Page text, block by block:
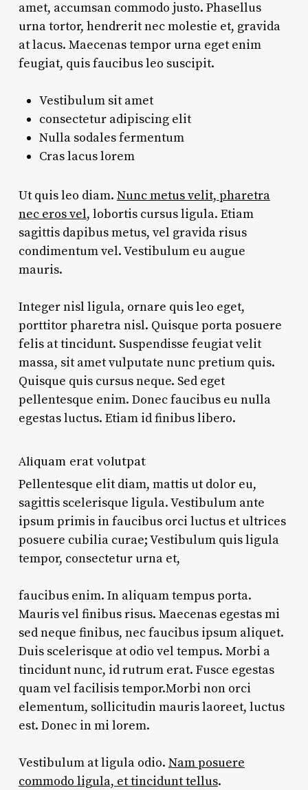
amet, accumsan commodo justo. Phasellus
urna tortor, hendrerit nec molestie et, gravida
at lacus. Maecenas tempor urna eget enim
feugiat, quis faucibus leo suscipit.
Vestibulum sit amet
consectetur adipiscing elit
Nulla sodales fermentum
Cras lacus lorem
Ut quis leo diam. Nunc metus velit, pharetra
nec eros vel, lobortis cursus ligula. Etiam
sagittis dapibus metus, vel gravida risus
condimentum vel. Vestibulum eu augue
mauris.
Integer nisl ligula, ornare quis leo eget,
porttitor pharetra nisl. Quisque porta posuere
felis at tincidunt. Suspendisse feugiat velit
massa, sit amet vulputate nunc pretium quis.
Quisque quis cursus neque. Sed eget
pellentesque enim. Donec faucibus eu nulla
egestas luctus. Etiam id finibus libero.
Aliquam erat volutpat
Pellentesque elit diam, mattis ut dolor eu,
sagittis scelerisque ligula. Vestibulum ante
ipsum primis in faucibus orci luctus et ultrices
posuere cubilia curae; Vestibulum quis ligula
tempor, consectetur urna et,
faucibus enim. In aliquam tempus porta.
Mauris vel finibus risus. Maecenas egestas mi
sed neque finibus, nec faucibus ipsum aliquet.
Duis scelerisque at odio vel tempus. Morbi a
tincidunt nunc, id rutrum erat. Fusce egestas
quam vel facilisis tempor.Morbi non orci
elementum, sollicitudin mauris laoreet, luctus
est. Donec in mi lorem.
Vestibulum at ligula odio. Nam posuere
commodo ligula, et tincidunt tellus.